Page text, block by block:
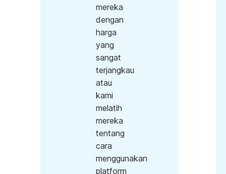
mereka
dengan
harga
yang
sangat
terjangkau
atau
kami
melatih
mereka
tentang
cara
menggunakan
platform